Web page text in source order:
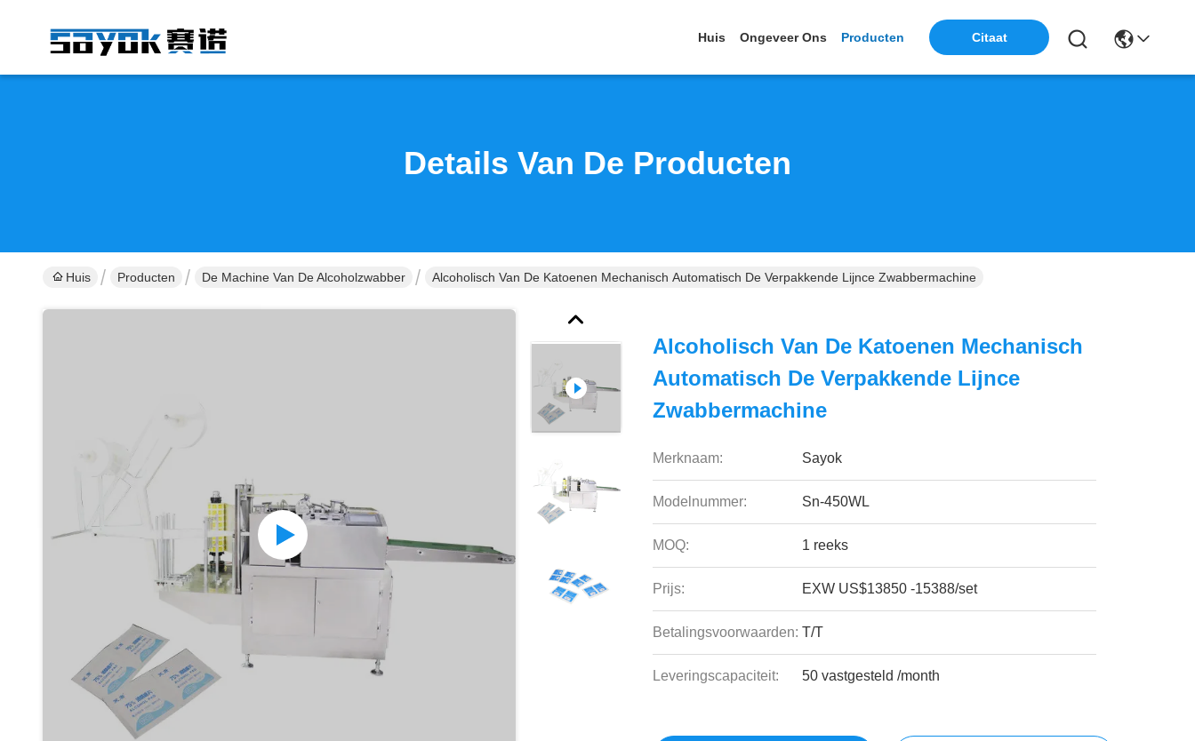
Huis Ongeveer Ons Producten Citaat
Details Van De Producten
Huis Producten De Machine Van De Alcoholzwabber Alcoholisch Van De Katoenen Mechanisch Automatisch De Verpakkende Lijnce Zwabbermachine
Alcoholisch Van De Katoenen Mechanisch
Automatisch De Verpakkende Lijnce
Zwabbermachine
Merknaam: Sayok
Modelnummer: Sn-450WL
MOQ: 1 reeks
Prijs: EXW US$13850 -15388/set
Betalingsvoorwaarden: T/T
Leveringscapaciteit: 50 vastgesteld /month